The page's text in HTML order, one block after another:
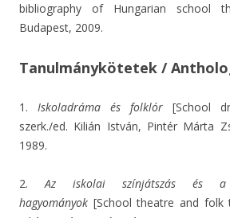
bibliography of Hungarian school
Budapest, 2009.
Tanulmánykötetek /
1. Iskoladráma és folklór
[School
szerk./ed. Kilián István, Pintér Márta
1989.
2.Az iskolai színjátszás és a
hagyományok [School theatre and folk